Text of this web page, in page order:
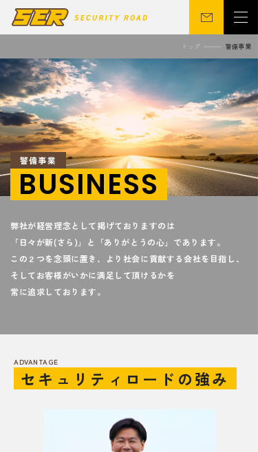
会社概要
警備事業
関連事業
営業所
ニュース
サステナビリティ
CSR
シニア向け
採用情報 お問い合わせ
トップ 警備事業
警備事業
BUSINESS
弊社が経営理念として掲げておりますのは
「日々が新(さら)」と「ありがとうの心」であります。
この２つを念頭に置き、より社会に貢献する会社を目指し、
そしてお客様がいかに満足して頂けるかを
常に追求しております。
セキュリティロードの強み
ADVANTAGE